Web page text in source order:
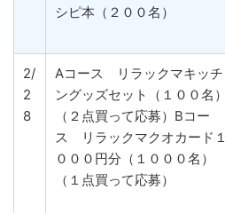
シピ本（２００名）
2/
2
8
Aコース リラックマキッチ
ングッズセット（１００名）
（２点買って応募）Bコー
ス リラックマクオカード１
０００円分（１０００名）
（１点買って応募）